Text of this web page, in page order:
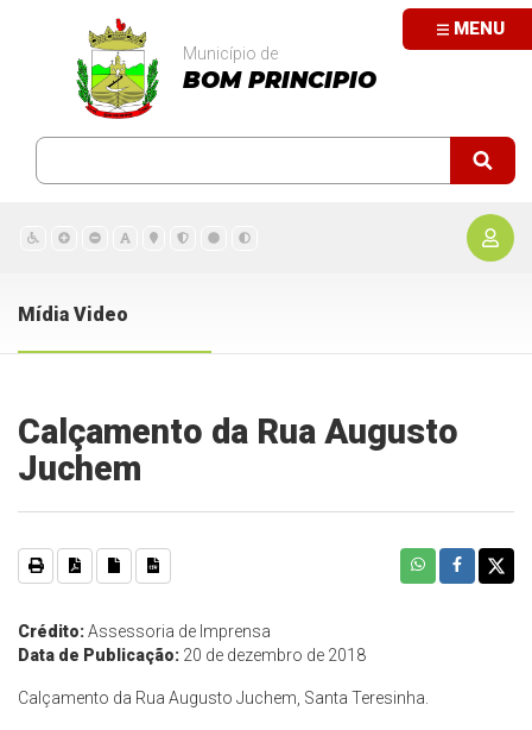
MENU
Município de
BOM PRINCIPIO
Mídia Video
Calçamento da Rua Augusto
Juchem
Crédito:Assessoria de Imprensa
Data de Publicação: 20 de dezembro de 2018
Calçamento da Rua Augusto Juchem, Santa Teresinha.